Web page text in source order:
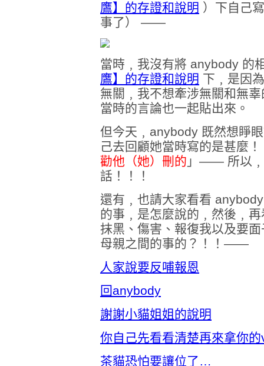
鷹】的存證和說明 ）下自己
事了） ——
當時﹐我沒有將 anybody 的
鷹】的存證和說明 下﹐是因
無關﹐我不想牽涉無關和無
當時的言論也一起貼出來。
但今天﹐anybody 既然想睜
己去回顧她當時寫的是甚麼
勸他（她）刪的 」—— 所以﹐
話！！！
還有﹐也請大家看看
的事﹐是怎麼說的﹐然後﹐
抹黑、傷害、報復我以及要
母親之間的事的？！！——
人家說要反哺報恩
回anybody
謝謝小貓姐姐的說明
你自己先看看清楚再來拿你
茶貓恐怕要讓位了…